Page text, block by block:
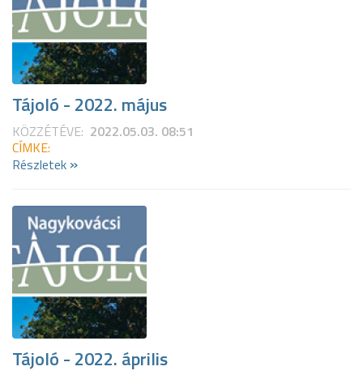
Tájoló - 2022. május
KÖZZÉTÉVE: 2022.05.03. 08:51
CÍMKE:
Részletek »
Tájoló - 2022. április